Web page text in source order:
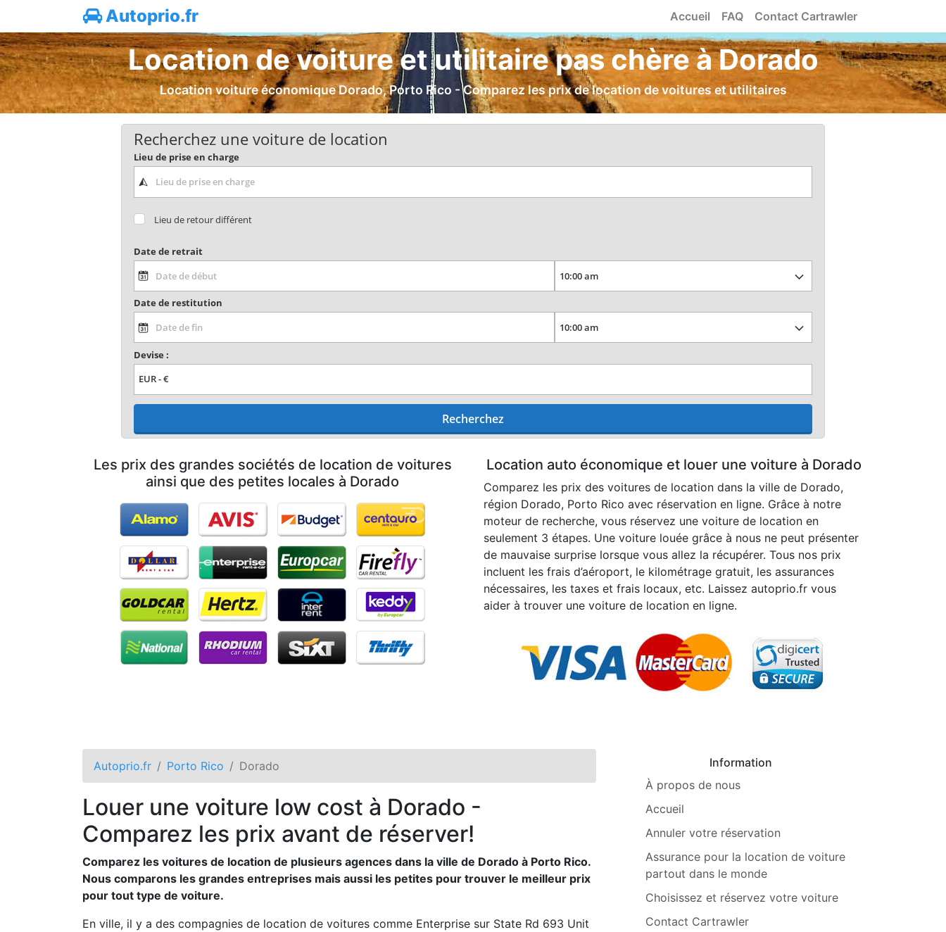
Autoprio.fr Accueil FAQ Contact Cartrawler
Location de voiture et utilitaire pas chère à Dorado
Location voiture économique Dorado, Porto Rico - Comparez les prix de location de voitures et utilitaires
Recherchez une voiture de location
Lieu de prise en charge
Lieu de retour différent
Date de retrait
Date de restitution
Devise :
Recherchez
Les prix des grandes sociétés de location de voitures
ainsi que des petites locales à Dorado
Location auto économique et louer une voiture à Dorado
Comparez les prix des voitures de location dans la ville de Dorado,
région Dorado, Porto Rico avec réservation en ligne. Grâce à notre
moteur de recherche, vous réservez une voiture de location en
seulement 3 étapes. Une voiture louée grâce à nous ne peut présenter
de mauvaise surprise lorsque vous allez la récupérer. Tous nos prix
incluent les frais d’aéroport, le kilométrage gratuit, les assurances
nécessaires, les taxes et frais locaux, etc. Laissez autoprio.fr vous
aider à trouver une voiture de location en ligne.
Autoprio.fr Porto Rico Dorado
Louer une voiture low cost à Dorado -
Comparez les prix avant de réserver!
Comparez les voitures de location de plusieurs agences dans la ville de Dorado à Porto Rico.
Nous comparons les grandes entreprises mais aussi les petites pour trouver le meilleur prix
pour tout type de voiture.
En ville, il y a des compagnies de location de voitures comme Enterprise sur State Rd 693 Unit
Information
À propos de nous
Accueil
Annuler votre réservation
Assurance pour la location de voiture
partout dans le monde
Choisissez et réservez votre voiture
Contact Cartrawler